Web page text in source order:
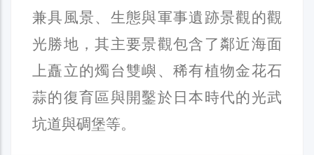
兼具風景、生態與軍事遺跡景觀的觀
光勝地，其主要景觀包含了鄰近海面
上矗立的燭台雙嶼、稀有植物金花石
蒜的復育區與開鑿於日本時代的光武
坑道與碉堡等。